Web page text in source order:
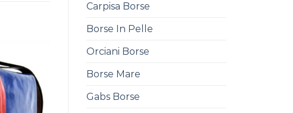
Carpisa Borse
Borse In Pelle
Orciani Borse
Borse Mare
Gabs Borse